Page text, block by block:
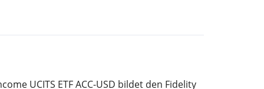
UCITS ETF ACC-USD bildet den Fidelity